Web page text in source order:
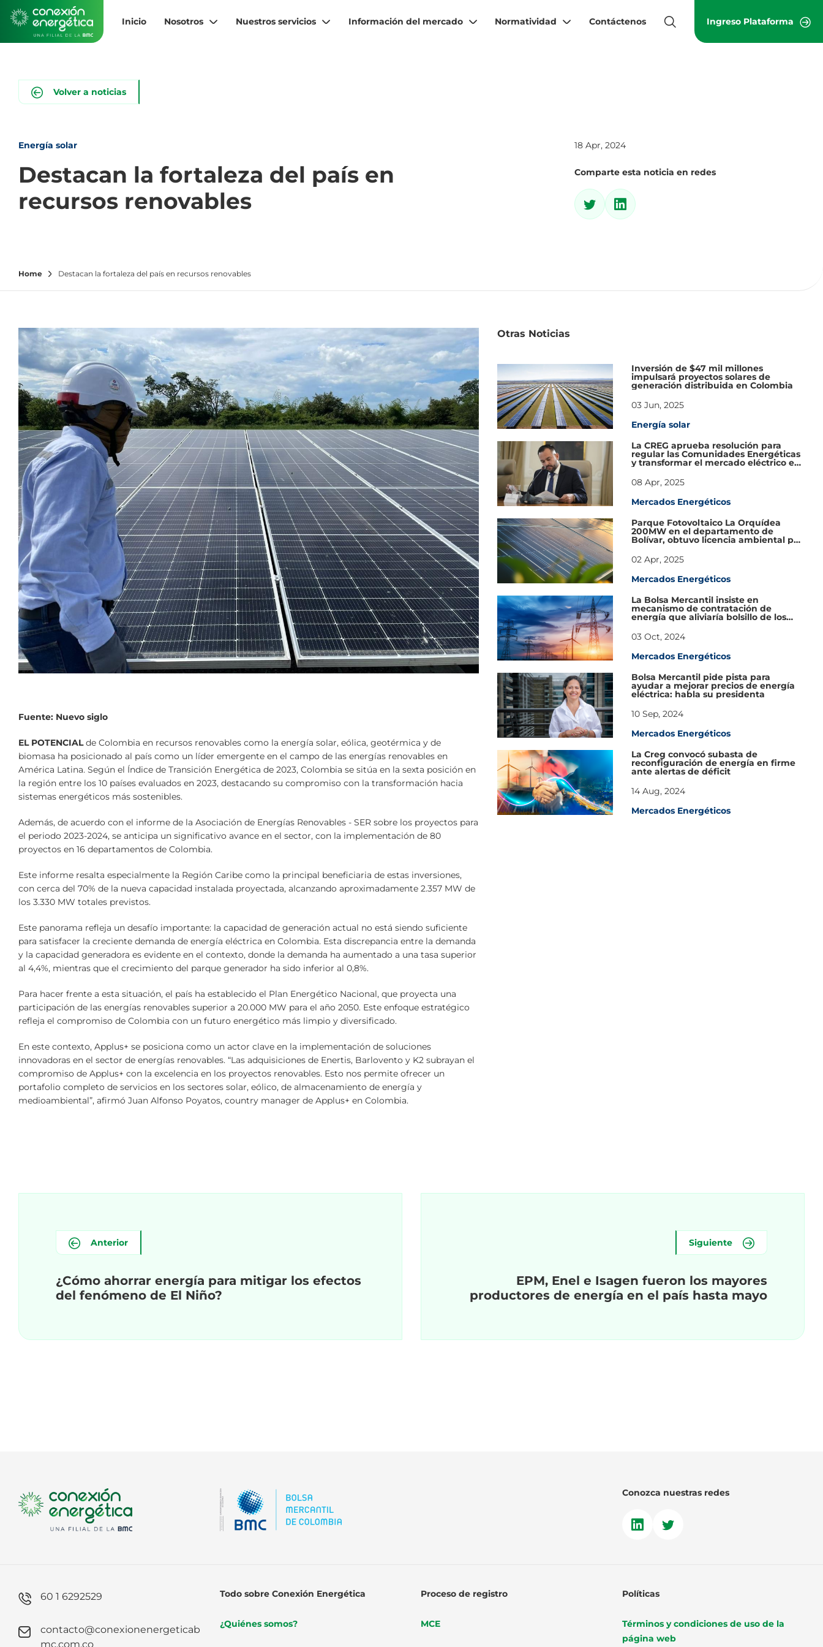
Pasar
contenido
Inicio Nosotros Nuestros servicios Información del mercado Normatividad Contáctenos Ingreso Plataforma
Volver a noticias
Energía solar
Destacan la fortaleza del país en
recursos renovables
18 Apr, 2024
Comparte esta noticia en redes
Home Destacan la fortaleza del país en recursos renovables
Fuente: Nuevo siglo
EL POTENCIALde Colombia en recursos renovables como la energía solar, eólica, geotérmica y de
biomasa ha posicionado al país como un líder emergente en el campo de las energías renovables en
América Latina. Según el Índice de Transición Energética de 2023, Colombia se sitúa en la sexta posición en
la región entre los 10 países evaluados en 2023, destacando su compromiso con la transformación hacia
sistemas energéticos más sostenibles.
Además, de acuerdo con el informe de la Asociación de Energías Renovables - SER sobre los proyectos para
el periodo 2023-2024, se anticipa un significativo avance en el sector, con la implementación de 80
proyectos en 16 departamentos de Colombia.
Este informe resalta especialmente la Región Caribe como la principal beneficiaria de estas inversiones,
con cerca del 70% de la nueva capacidad instalada proyectada, alcanzando aproximadamente 2.357 MW de
los 3.330 MW totales previstos.
Este panorama refleja un desafío importante: la capacidad de generación actual no está siendo suficiente
para satisfacer la creciente demanda de energía eléctrica en Colombia. Esta discrepancia entre la demanda
y la capacidad generadora es evidente en el contexto, donde la demanda ha aumentado a una tasa superior
al 4,4%, mientras que el crecimiento del parque generador ha sido inferior al 0,8%.
Para hacer frente a esta situación, el país ha establecido el Plan Energético Nacional, que proyecta una
participación de las energías renovables superior a 20.000 MW para el año 2050. Este enfoque estratégico
refleja el compromiso de Colombia con un futuro energético más limpio y diversificado.
En este contexto, Applus+ se posiciona como un actor clave en la implementación de soluciones
innovadoras en el sector de energías renovables. “Las adquisiciones de Enertis, Barlovento y K2 subrayan el
compromiso de Applus+ con la excelencia en los proyectos renovables. Esto nos permite ofrecer un
portafolio completo de servicios en los sectores solar, eólico, de almacenamiento de energía y
medioambiental”, afirmó Juan Alfonso Poyatos, country manager de Applus+ en Colombia.
Otras Noticias
Inversión de $47 mil millones
impulsará proyectos solares de
generación distribuida en Colombia
03 Jun, 2025
Energía solar
La CREG aprueba resolución para
regular las Comunidades Energéticas
y transformar el mercado eléctrico en
08 Apr, 2025
Mercados Energéticos
Parque Fotovoltaico La Orquídea
200MW en el departamento de
Bolívar, obtuvo licencia ambiental por
02 Apr, 2025
Mercados Energéticos
La Bolsa Mercantil insiste en
mecanismo de contratación de
energía que aliviaría bolsillo de los
03 Oct, 2024
Mercados Energéticos
Bolsa Mercantil pide pista para
ayudar a mejorar precios de energía
eléctrica: habla su presidenta
10 Sep, 2024
Mercados Energéticos
La Creg convocó subasta de
reconfiguración de energía en firme
ante alertas de déficit
14 Aug, 2024
Mercados Energéticos
Anterior
¿Cómo ahorrar energía para mitigar los efectos
del fenómeno de El Niño?
Siguiente
EPM, Enel e Isagen fueron los mayores
productores de energía en el país hasta mayo
Conozca nuestras redes
60 1 6292529
contacto@conexionenergeticab
mc.com.co
Todo sobre Conexión Energética
¿Quiénes somos?
Proceso de registro
MCE
Políticas
Términos y condiciones de uso de la
página web